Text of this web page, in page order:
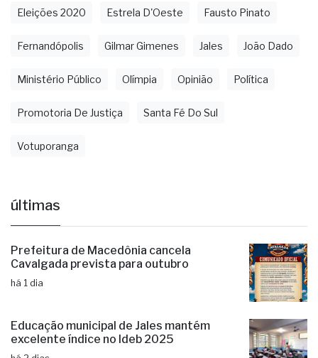
Eleições 2020 Estrela D'Oeste Fausto Pinato
Fernandópolis Gilmar Gimenes Jales João Dado
Ministério Público Olímpia Opinião Política
Promotoria De Justiça Santa Fé Do Sul
Votuporanga
últimas
Prefeitura de Macedônia cancela
Cavalgada prevista para outubro
há 1 dia
Educação municipal de Jales mantém
excelente índice no Ideb 2025